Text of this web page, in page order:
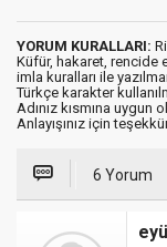
YORUM KURALLARI:
Küfür, hakaret, rencide
imla kuralları ile
Türkçe karakter
Adınız kısmına
Anlayışınız için
6 Yorum